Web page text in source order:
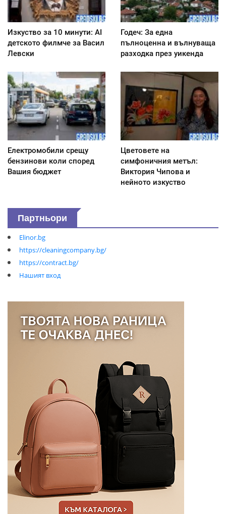
Изкуство за 10 минути: AI
детското филмче за Васил
Левски
Годеч: За една
пълноценна и вълнуваща
разходка през уикенда
Електромобили срещу
бензинови коли според
Вашия бюджет
Цветовете на
симфоничния метъл:
Виктория Чипова и
нейното изкуство
Партньори
Elinor.bg
https://cleaningcompany.bg/
https://contract.bg/
Нашият вход